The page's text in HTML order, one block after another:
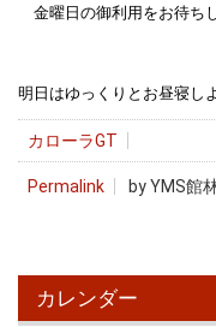
金曜日の御利用をお待ち
明日はゆっくりとお昼寝し
カローラGT
Permalink by YMS館
カレンダー